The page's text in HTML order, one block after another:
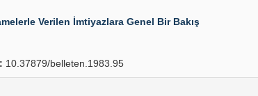
Verilen İmtiyazlara Genel Bir Bakış
10.37879/belleten.1983.95